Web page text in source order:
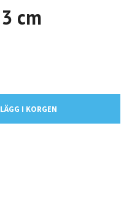
cm
LÄGG I KORGEN